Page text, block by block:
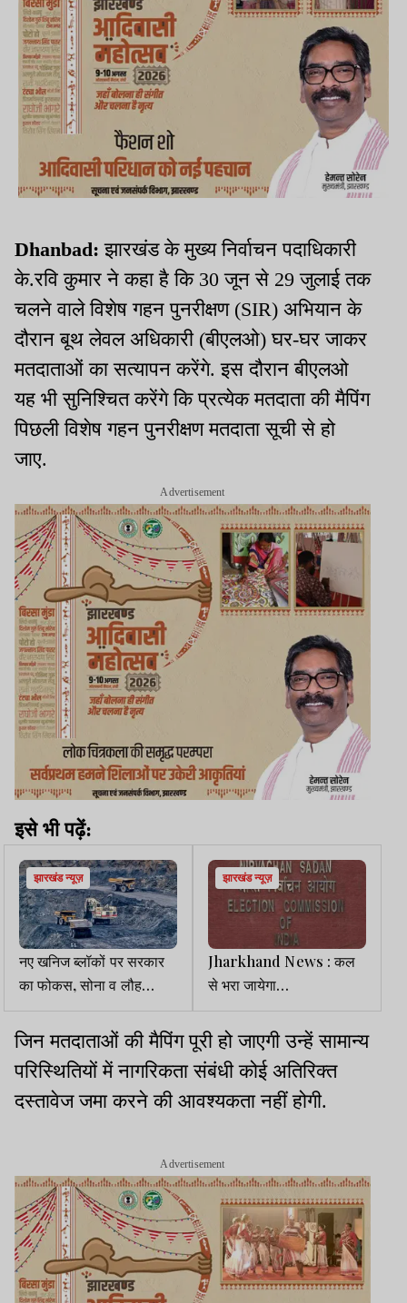
Dhanbad: झारखंड के मुख्य निर्वाचन पदाधिकारी
के.रवि कुमार ने कहा है कि 30 जून से 29 जुलाई तक
चलने वाले विशेष गहन पुनरीक्षण (SIR) अभियान के
दौरान बूथ लेवल अधिकारी (बीएलओ) घर-घर जाकर
मतदाताओं का सत्यापन करेंगे. इस दौरान बीएलओ
यह भी सुनिश्चित करेंगे कि प्रत्येक मतदाता की मैपिंग
पिछली विशेष गहन पुनरीक्षण मतदाता सूची से हो
जाए.
Advertisement
इसे भी पढ़ें:
झारखंड न्यूज़
नए खनिज ब्लॉकों पर सरकार
का फोकस, सोना व लौह
अयस्क में सबसे अधिक
संभावनाएं
झारखंड न्यूज़
Jharkhand News : कल
से भरा जायेगा
Enumeration Form,
नहीं भरने पर ड्राफ्ट वोटर
लिस्ट से कट जायेगा नाम
जिन मतदाताओं की मैपिंग पूरी हो जाएगी उन्हें सामान्य
परिस्थितियों में नागरिकता संबंधी कोई अतिरिक्त
दस्तावेज जमा करने की आवश्यकता नहीं होगी.
Advertisement